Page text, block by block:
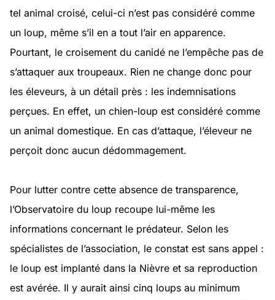
tel animal croisé, celui-ci n’est pas considéré comme
un loup, même s’il en a tout l’air en apparence.
Pourtant, le croisement du canidé ne l’empêche pas de
s’attaquer aux troupeaux. Rien ne change donc pour
les éleveurs, à un détail près : les indemnisations
perçues. En effet, un chien-loup est considéré comme
un animal domestique. En cas d’attaque, l’éleveur ne
perçoit donc aucun dédommagement.
Pour lutter contre cette absence de transparence,
l’Observatoire du loup recoupe lui-même les
informations concernant le prédateur. Selon les
spécialistes de l’association, le constat est sans appel :
le loup est implanté dans la Nièvre et sa reproduction
est avérée. Il y aurait ainsi cinq loups au minimum